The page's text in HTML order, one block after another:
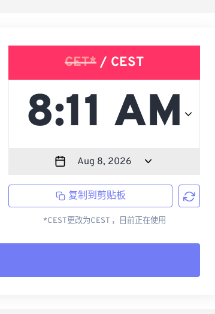
CET* / CEST
复制到剪贴板
*CEST更改为CEST ，目前正在使用